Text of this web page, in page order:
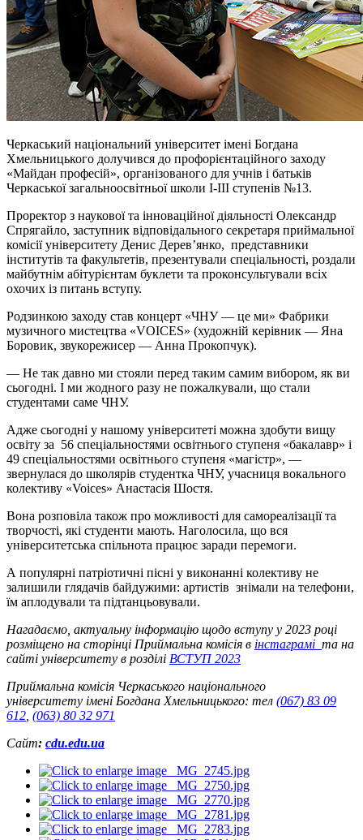
Черкаський національний університет імені Богдана
Хмельницького долучився до профорієнтаційного заходу
«Майдан професій», організованого для учнів і батьків
Черкаської загальноосвітньої школи І-ІІІ ступенів №13.
Проректор з наукової та інноваційної діяльності Олександр
Спрягайло, заступник відповідального секретаря приймальної
комісії університету Денис Дерев’янко, представники
інститутів та факультетів, презентували спеціальності, роздали
майбутнім абітурієнтам буклети та проконсультували всіх
охочих із питань вступу.
Родзинкою заходу став концерт «ЧНУ — це ми» Фабрики
музичного мистецтва «VOICES» (художній керівник — Яна
Боровик, звукорежисер — Анна Прокопчук).
— Не так давно ми стояли перед таким самим вибором, як ви
сьогодні. І ми жодного разу не пожалкували, що стали
студентами саме ЧНУ.
Адже сьогодні у нашому університеті можна здобути вищу
освіту за 56 спеціальностями освітнього ступеня «бакалавр» і
49 спеціальностями освітнього ступеня «магістр», —
звернулася до школярів студентка ЧНУ, учасниця вокального
колективу «Voices» Анастасія Шостя.
Вона розповіла також про можливості для самореалізації та
творчості, які студенти мають. Наголосила, що вся
університетська спільнота працює заради перемоги.
А популярні патріотичні пісні у виконанні колективу не
залишили глядачів байдужими: артистів знімали на телефони,
їм аплодували та підтанцьовували.
Нагадаємо, актуальну інформацію щодо вступу у 2023 році
розміщено на сторінці Приймальна комісія в інстаграмі та на
сайті університету в розділі ВСТУП 2023
Приймальна комісія Черкаського національного
університету імені Богдана Хмельницького: тел (067) 83 09
612 (063) 80 32 971
Сайт: cdu.edu.ua